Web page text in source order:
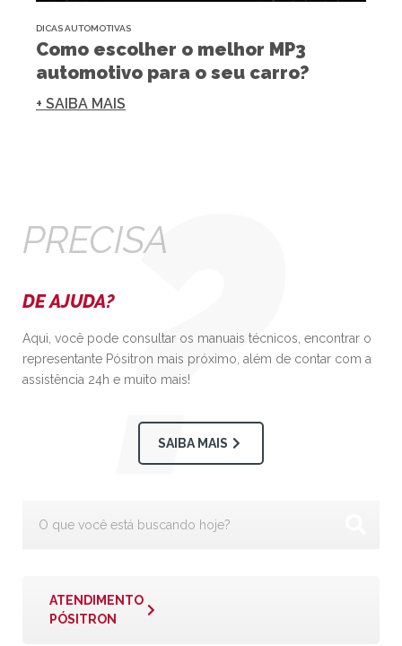
DICAS AUTOMOTIVAS
Como escolher o melhor MP3
automotivo para o seu carro?
+ SAIBA MAIS
PRECISA
DE AJUDA?
Aqui, você pode consultar os manuais técnicos, encontrar o
representante Pósitron mais próximo, além de contar com a
assistência 24h e muito mais!
SAIBA MAIS
ATENDIMENTO
PÓSITRON